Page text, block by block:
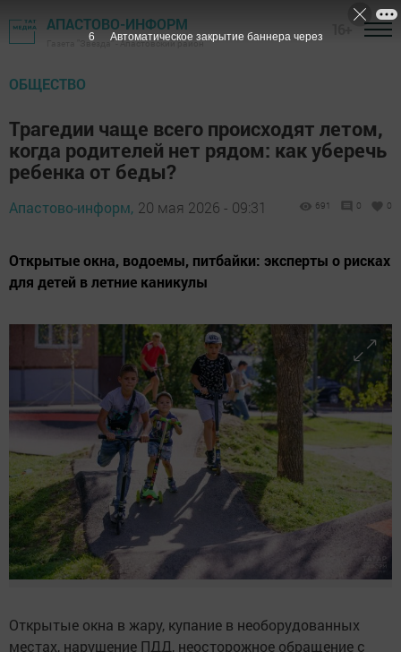
АПАСТОВО-ИНФОРМ
Газета "Звезда" - Апастовский район
ОБЩЕСТВО
Трагедии чаще всего происходят летом,
когда родителей нет рядом: как уберечь
ребенка от беды?
Апастово-информ, 20 мая 2026 - 09:31 691 0 0
Открытые окна, водоемы, питбайки: эксперты о рисках
для детей в летние каникулы
Открытые окна в жару, купание в необорудованных
местах, нарушение ПДД, неосторожное обращение с
4 Автоматическое закрытие баннера через